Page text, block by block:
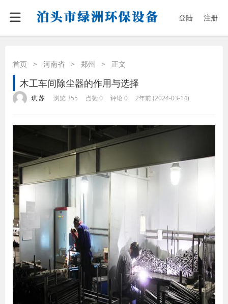
登陆 注册
首页 > 河南省 > 郑州 > 正文
木工车间除尘器的作用与选择
琪 苏 浏览 355 点赞 0 评论 0 2年前 (2024-03-14)